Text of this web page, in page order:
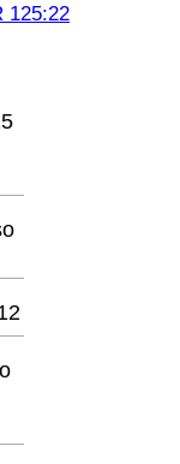
125:22